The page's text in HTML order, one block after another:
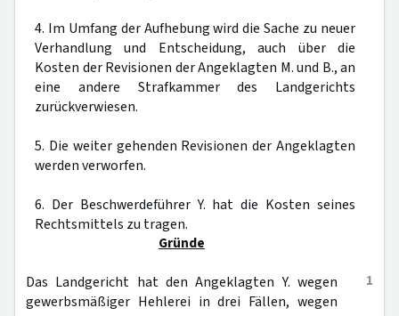
4. Im Umfang der Aufhebung wird die Sache zu neuer
Verhandlung und Entscheidung, auch über die
Kosten der Revisionen der Angeklagten M. und B., an
eine andere Strafkammer des Landgerichts
zurückverwiesen.
5. Die weiter gehenden Revisionen der Angeklagten
werden verworfen.
6. Der Beschwerdeführer Y. hat die Kosten seines
Rechtsmittels zu tragen.
Gründe
1
Das Landgericht hat den Angeklagten Y. wegen
gewerbsmäßiger Hehlerei in drei Fällen, wegen